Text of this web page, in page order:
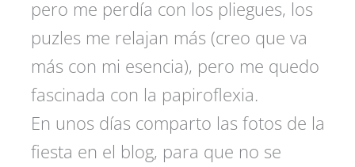
pero me perdía con los pliegues, los
puzles me relajan más (creo que va
más con mi esencia), pero me quedo
fascinada con la papiroflexia.
En unos días comparto las fotos de la
fiesta en el blog, para que no se